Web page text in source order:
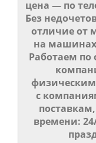
цена — по
Без
отличие от
на
Работаем по
с
времени: